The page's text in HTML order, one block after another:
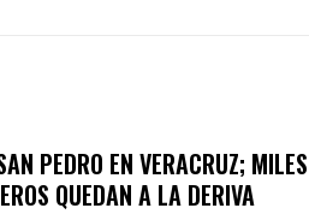
PEDRO EN VERACRUZ;
QUEDAN A LA DERIVA